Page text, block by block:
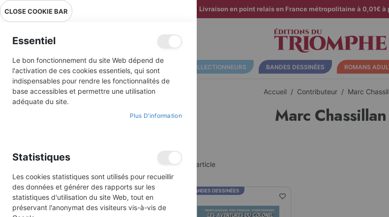
Livraison en point relais en France métropolitaine à 0,01€ à
ALBUMS ILLUSTRÉS BD COLLECTIONNEURS BANDES DESSINÉES ROMANS
Accueil Contributeur Marc
Marc Chassillan
article
BANDES DESSINÉES
TRIOMPHE
Nouveautés Triomphe
Coups De Cœur
Derniers Exemplaires
CLOSE COOKIE BAR
Essentiel
Le bon fonctionnement du site Web dépend de
l'activation de ces cookies essentiels, qui sont
indispensables pour rendre les fonctionnalités de
base accessibles et permettre une utilisation
adéquate du site.
Plus D’information
Statistiques
Les cookies statistiques sont utilisés pour recueillir
des données et générer des rapports sur les
statistiques d'utilisation du site Web, tout en
préservant l'anonymat des visiteurs vis-à-vis de